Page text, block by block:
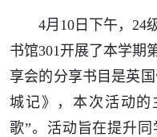
4月10日下午，24
书馆301开展了本学期
享会的分享书目是英
城记》，本次活动
歌”。活动旨在提升